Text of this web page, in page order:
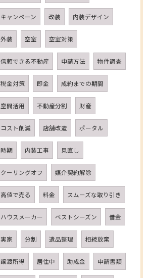
キャンペーン 改装 内装デザイン
外装 空室 空室対策
信頼できる不動産 申請方法 物件調査
税金対策 即金 成約までの期間
空間活用 不動産分割 財産
コスト削減 店舗改造 ポータル
時期 内装工事 見直し
クーリングオフ 媒介契約解除
高値で売る 料金 スムーズな取り引き
ハウスメーカー ベストシーズン 借金
実家 分割 遺品整理 相続放棄
譲渡所得 居住中 助成金 申請書類